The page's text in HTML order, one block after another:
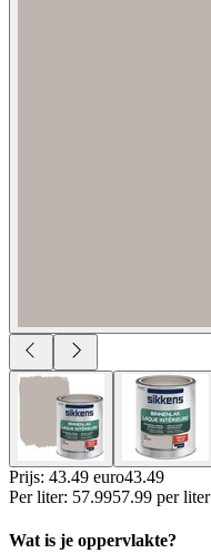
Prijs: 43.49 euro43.49
Per liter: 57.9957.99 per liter
Wat is je oppervlakte?